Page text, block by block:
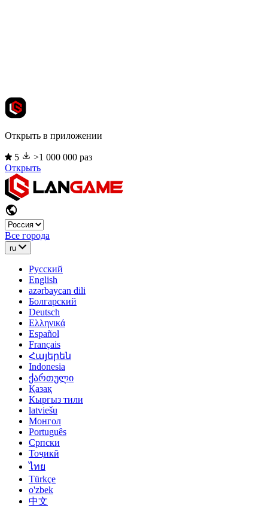
Открыть в приложении
5
>1 000 000 раз
Открыть
Все города
ru
Русский
English
azərbaycan dili
Болгарский
Deutsch
Ελληνικά
Español
Français
Հայերեն
Indonesia
ქართული
Қазақ
Кыргыз тили
latviešu
Монгол
Português
Српски
Тоҷикӣ
ไทย
Türkçe
o'zbek
中文